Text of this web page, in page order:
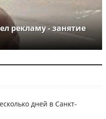
рекламу - занятие
дней в Санкт-